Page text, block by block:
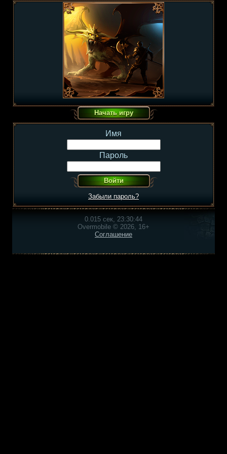
Имя
Пароль
Забыли пароль?
0.015 сек, 23:30:44
Overmobile © 2026, 16+
Соглашение